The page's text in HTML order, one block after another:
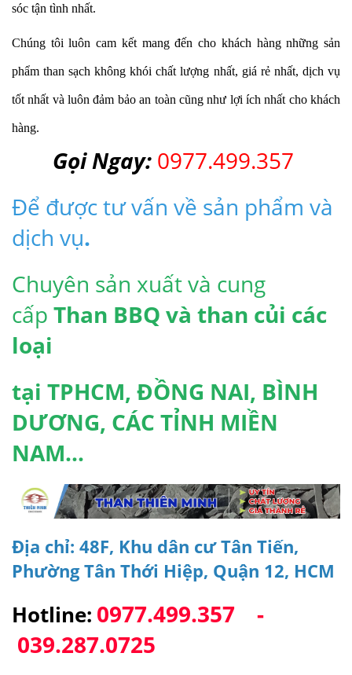
sóc tận tình nhất.
Chúng tôi luôn cam kết mang đến cho khách hàng những sản
phẩm than sạch không khói chất lượng nhất, giá rẻ nhất, dịch vụ
tốt nhất và luôn đảm bảo an toàn cũng như lợi ích nhất cho khách
hàng.
Gọi Ngay: 0977.499.357
Để được tư vấn về sản phẩm và
dịch vụ.
Chuyên sản xuất và cung
cấp Than BBQ và than củi các
loại
tại TPHCM, ĐỒNG NAI, BÌNH
DƯƠNG, CÁC TỈNH MIỀN
NAM...
Địa chỉ: 48F, Khu dân cư Tân Tiến,
Phường Tân Thới Hiệp, Quận 12, HCM
Hotline: 0977.499.357 -
039.287.0725